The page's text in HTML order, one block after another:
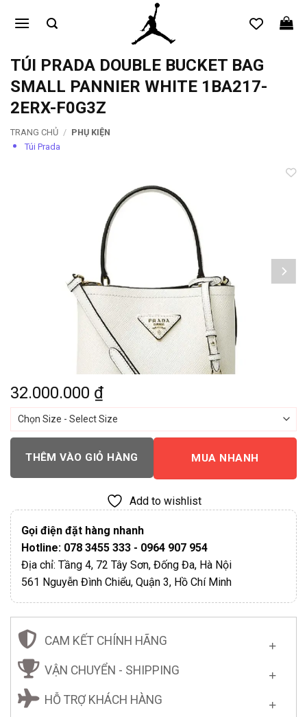
qua
dungTÚI PRADA DOUBLE BUCKET BAG
SMALL PANNIER WHITE 1BA217-
2ERX-F0G3Z
TRANG CHỦ / PHỤ KIỆN
Túi Prada
32.000.000 ₫
THÊM VÀO GIỎ HÀNG MUA NHANH
Add to wishlist
Gọi điện đặt hàng nhanh
Hotline: 078 3455 333 - 0964 907 954
Địa chỉ: Tầng 4, 72 Tây Sơn, Đống Đa, Hà Nội
561 Nguyễn Đình Chiểu, Quận 3, Hồ Chí Minh
CAM KẾT CHÍNH HÃNG
VẬN CHUYỂN - SHIPPING
HỖ TRỢ KHÁCH HÀNG